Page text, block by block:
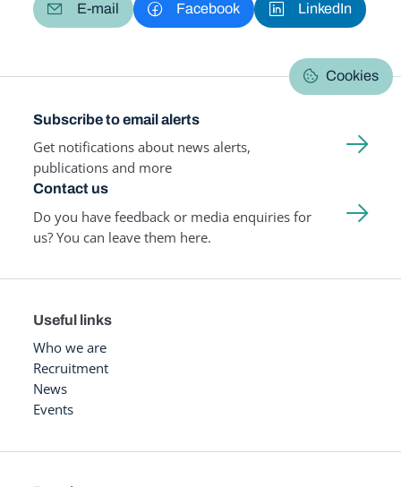
E-mail Facebook LinkedIn
Cookies
Subscribe to email alerts
Get notifications about news alerts,
publications and more
Contact us
Do you have feedback or media enquiries for
us? You can leave them here.
Useful links
Who we are
Recruitment
News
Events